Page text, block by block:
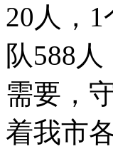
20人，
队588
需要，
着我市